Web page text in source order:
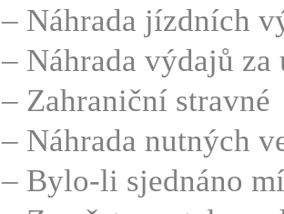
– Náhrada jízdních
– Náhrada výdajů
– Zahraniční stravné
– Náhrada nutných
– Bylo-li sjednáno